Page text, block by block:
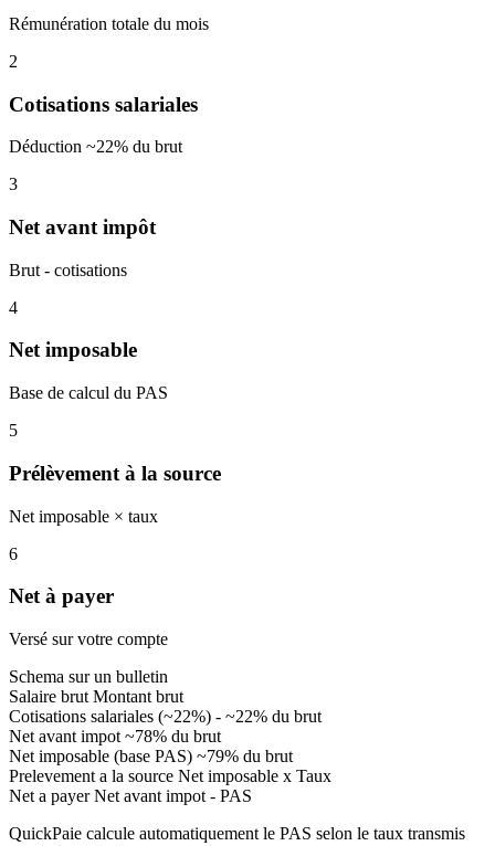
Rémunération totale du mois
2
Cotisations salariales
Déduction ~22% du brut
3
Net avant impôt
Brut - cotisations
4
Net imposable
Base de calcul du PAS
5
Prélèvement à la source
Net imposable × taux
6
Net à payer
Versé sur votre compte
Schema sur un bulletin
Salaire brut Montant brut
Cotisations salariales (~22%) - ~22% du brut
Net avant impot ~78% du brut
Net imposable (base PAS) ~79% du brut
Prelevement a la source Net imposable x Taux
Net a payer Net avant impot - PAS
QuickPaie calcule automatiquement le PAS selon le taux transmis